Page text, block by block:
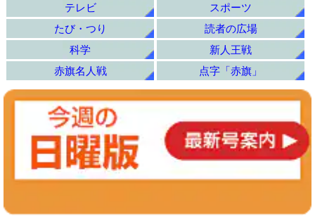
テレビ
スポーツ
たび・つり
読者の広場
科学
新人王戦
赤旗名人戦
点字「赤旗」